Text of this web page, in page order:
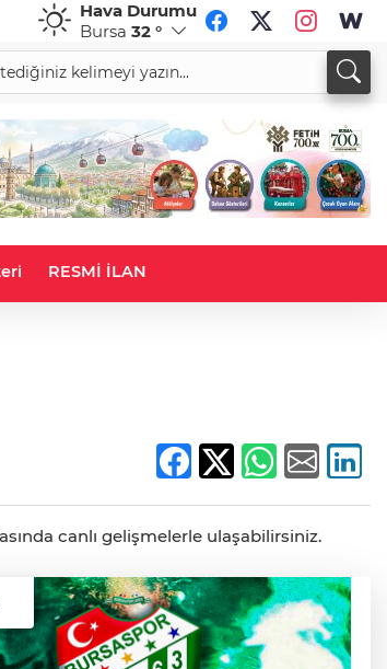
Hava Durumu
Bursa 32 °
34,0107
RESMİ İLAN
canlı gelişmelerle ulaşabilirsiniz.